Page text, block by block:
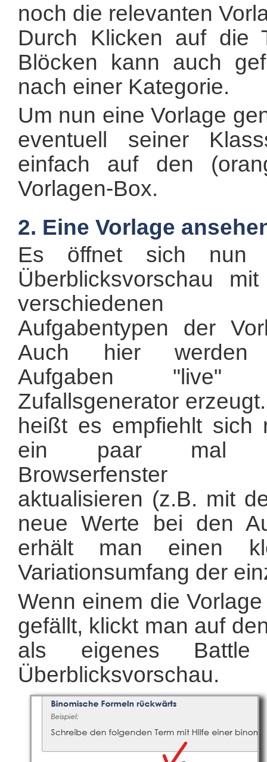
noch die relevanten
Durch Klicken auf die
Blöcken kann auch
nach einer Kategorie.
Um nun eine Vorlage
eventuell seiner
einfach auf den
Vorlagen-Box.
2. Eine Vorlage
Es öffnet sich nun
Überblicksvorschau
verschiedenen
Aufgabentypen der
Auch hier
Aufgaben "live"
Zufallsgenerator
heißt es empfiehlt sich
ein paar mal
aktualisieren (z.B. mit
neue Werte bei den
erhält man einen
Variationsumfang der
Wenn einem die
gefällt, klickt man auf
als eigenes Battle
Überblicksvorschau.